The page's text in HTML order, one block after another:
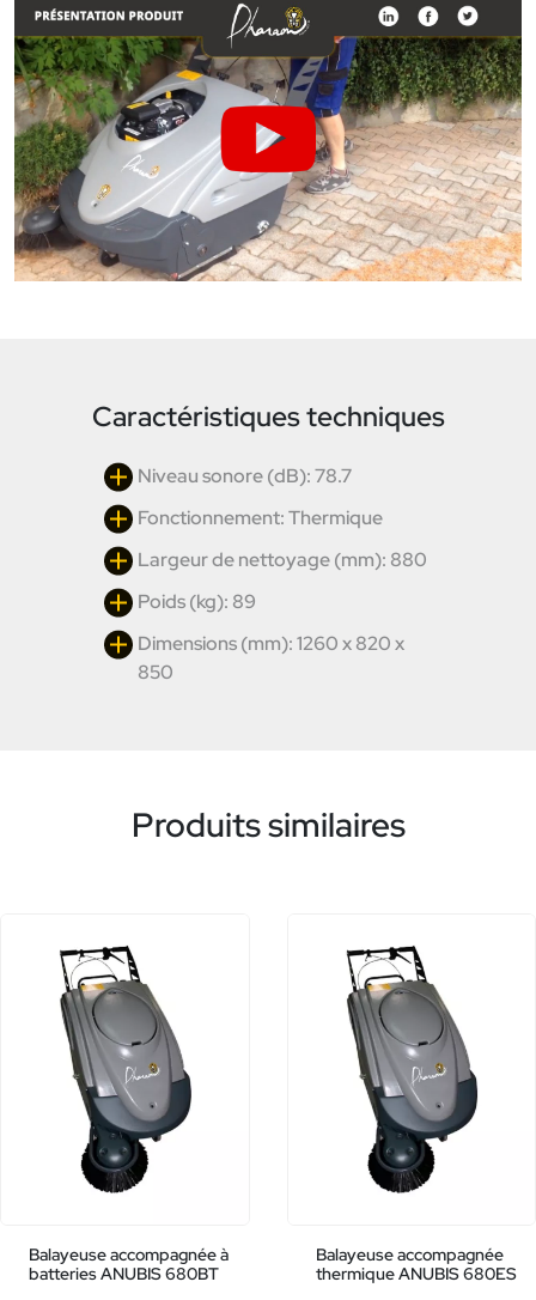
Caractéristiques techniques
Niveau sonore (dB): 78.7
Fonctionnement: Thermique
Largeur de nettoyage (mm): 880
Poids (kg): 89
Dimensions (mm): 1260 x 820 x
850
Produits similaires
Balayeuse accompagnée à
batteries ANUBIS 680BT
Balayeuse accompagnée
thermique ANUBIS 680ES